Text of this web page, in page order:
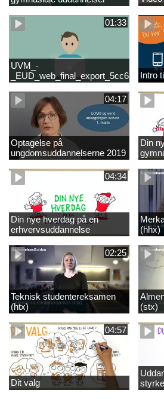
01:33
UVM_-
Intro
04:17
Optagelse på
ungdomsuddannelserne 2019
Din
04:34
Din nye hverdag på en
erhvervsuddannelse
(hhx)
02:25
Teknisk studentereksamen
(htx)
(stx)
04:57
Dit valg